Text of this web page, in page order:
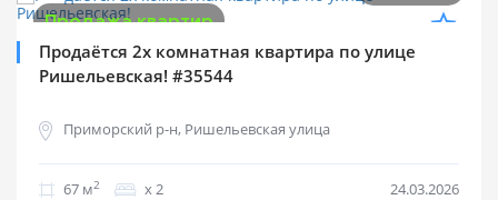
Продажа квартир
Продаётся 2х комнатная квартира по улице
Ришельевская! #35544
Приморский р-н, Ришельевская улица
67 м2 х 2 24.03.2026